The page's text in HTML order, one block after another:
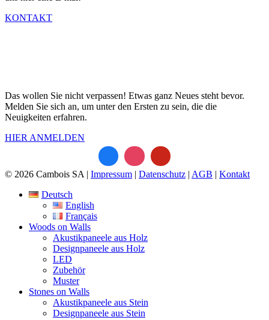
KONTAKT
Das wollen Sie nicht verpassen! Etwas ganz Neues steht bevor.
Melden Sie sich an, um unter den Ersten zu sein, die die
Neuigkeiten erfahren.
HIER ANMELDEN
© 2026 Cambois SA | Impressum Datenschutz AGB
Kontakt
Deutsch
English
Français
Woods on Walls
Akustikpaneele aus Holz
Designpaneele aus Holz
LED
Zubehör
Muster
Stones on Walls
Akustikpaneele aus Stein
Designpaneele aus Stein